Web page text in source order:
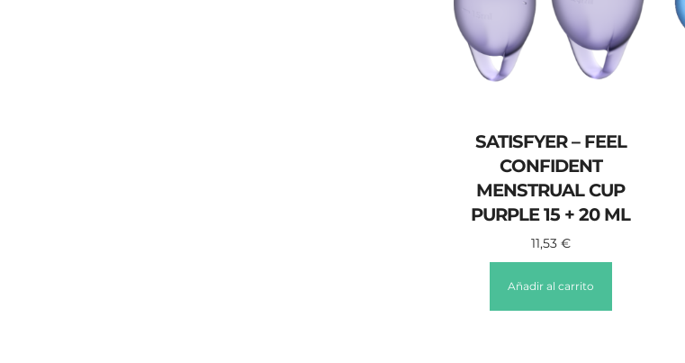
SATISFYER – FEEL
CONFIDENT
MENSTRUAL CUP
PURPLE 15 + 20 ML
11,53 €
Añadir al carrito